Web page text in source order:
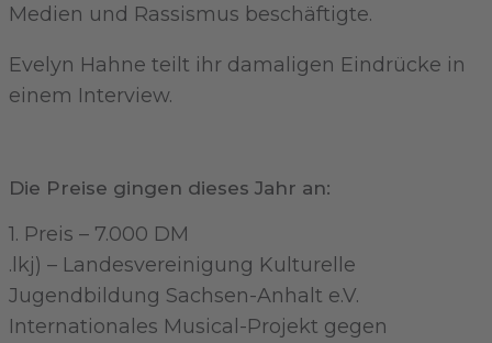
Medien und Rassismus beschäftigte.
Evelyn Hahne teilt ihr damaligen Eindrücke in
einem Interview.
Die Preise gingen dieses Jahr an:
1. Preis – 7.000 DM
.lkj) – Landesvereinigung Kulturelle
Jugendbildung Sachsen-Anhalt e.V.
Internationales Musical-Projekt gegen